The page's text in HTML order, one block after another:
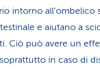
intorno all’ombelico
e aiutano a
Ciò può avere un
in caso di